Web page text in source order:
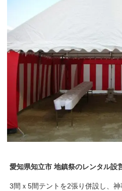
愛知県知立市 地鎮祭のレンタル設
3間ｘ5間テントを2張り併設し、